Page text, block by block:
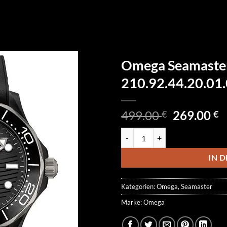
Omega
499.00€
499.00 €
269.00€
IN
Kategorien:Omega, Seamaster
Marke:Omega